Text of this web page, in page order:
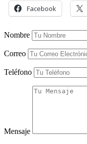
Facebook
Nombre
Correo
Teléfono
Mensaje